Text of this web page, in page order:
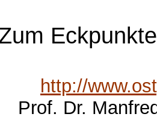
http://
Prof. Dr.